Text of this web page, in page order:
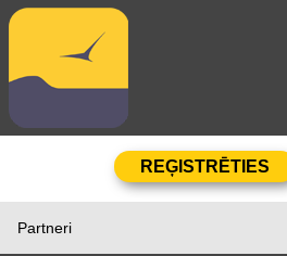
Partneri